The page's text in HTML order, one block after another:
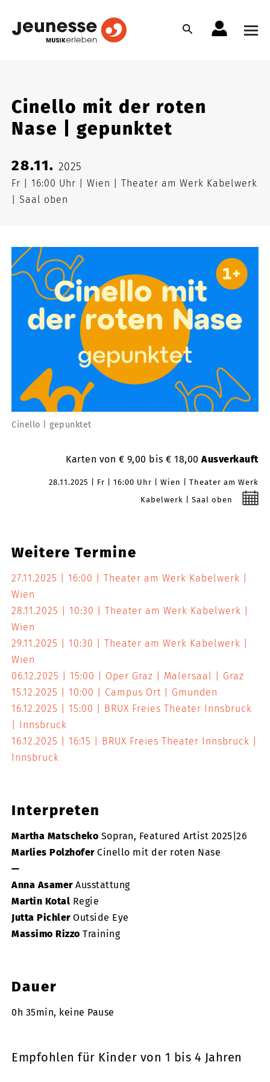
Cinello mit der roten
Nase | gepunktet
28.11.2025
Fr 16:00 Uhr Wien
Theater am Werk Kabelwerk
Saal oben
Cinello | gepunktet
Karten von € 9,00 bis € 18,00Ausverkauft
28.11.2025 Fr 16:00 Uhr Wien
Theater am Werk
Kabelwerk
Saal oben
Weitere Termine
27.11.2025 16:00
Theater am Werk Kabelwerk
Wien
28.11.2025
10:30
Theater am Werk Kabelwerk
Wien
29.11.2025
10:30
Theater am Werk Kabelwerk
Wien
06.12.2025
15:00 Oper Graz | Malersaal
Graz
15.12.2025
10:00 Campus Ort
Gmunden
16.12.2025
15:00
BRUX Freies Theater Innsbruck
Innsbruck
16.12.2025
16:15
BRUX Freies Theater Innsbruck
Innsbruck
Interpreten
Martha Matscheko Sopran, Featured Artist 2025|26
Marlies PolzhoferCinello mit der roten Nase
—
Anna AsamerAusstattung
Martin Kotal Regie
Jutta PichlerOutside Eye
Massimo Rizzo Training
Dauer
0h 35min, keine Pause
Empfohlen für Kinder von 1 bis 4 Jahren